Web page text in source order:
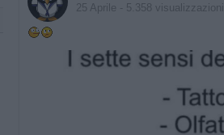
25 Aprile - 5.358 visualizzazioni